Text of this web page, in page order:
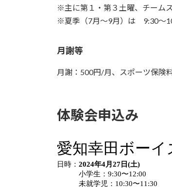
※主に第１・第３土曜、チーム
※夏季（7月〜9月）は 9:30〜
月謝等
月謝：500円/月、スポーツ保険
体験会申込み